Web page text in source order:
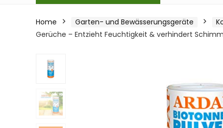
Home Garten- und Bewässerungsgeräte
Gerüche – Entzieht Feuchtigkeit & verhindert